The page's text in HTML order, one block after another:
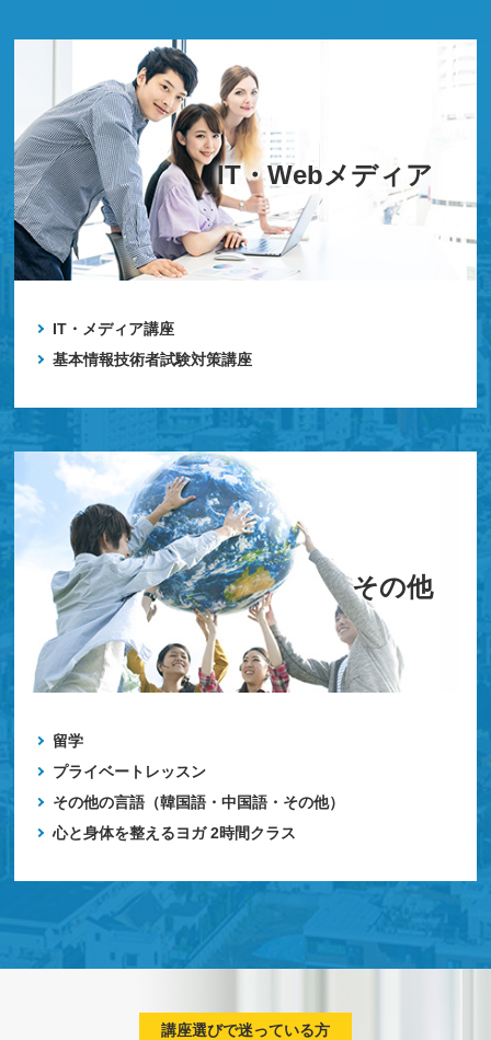
IT・Webメディア
IT・メディア講座
基本情報技術者試験対策講座
その他
留学
プライベートレッスン
その他の言語（韓国語・中国語・その他）
心と身体を整えるヨガ 2時間クラス
講座選びで迷っている方